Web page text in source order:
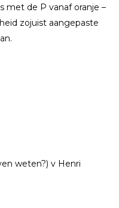
met de P vanaf oranje –
zojuist aangepaste
weten?) v Henri